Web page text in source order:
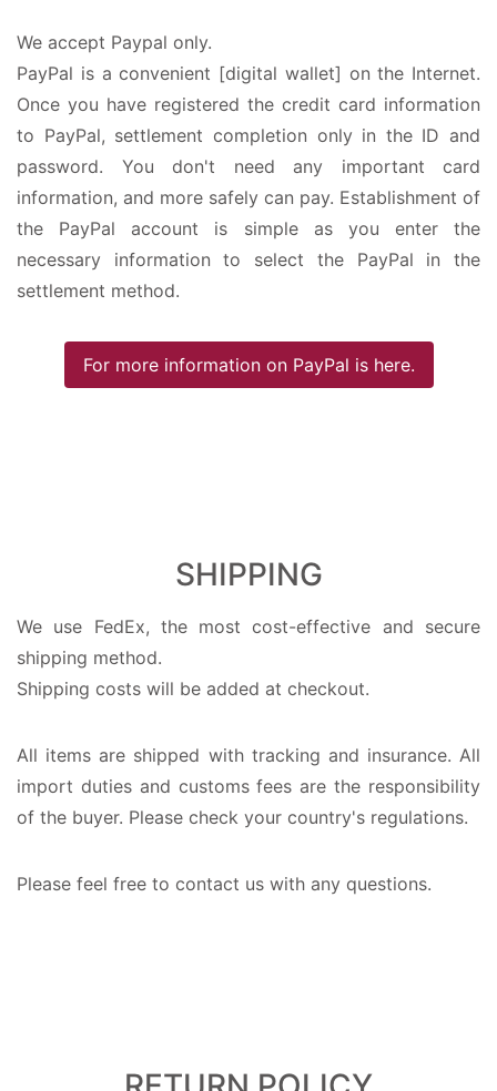
We accept Paypal only.
PayPal is a convenient [digital wallet] on the Internet.
Once you have registered the credit card information
to PayPal, settlement completion only in the ID and
password. You don't need any important card
information, and more safely can pay. Establishment of
the PayPal account is simple as you enter the
necessary information to select the PayPal in the
settlement method.
For more information on PayPal is here.
SHIPPING
We use FedEx, the most cost-effective and secure
shipping method.
Shipping costs will be added at checkout.
All items are shipped with tracking and insurance. All
import duties and customs fees are the responsibility
of the buyer. Please check your country's regulations.
Please feel free to contact us with any questions.